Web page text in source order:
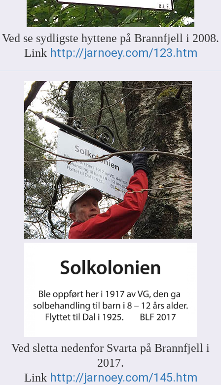
Ved se sydligste hyttene på Brannfjell i 2008.
Link http://jarnoey.com/123.htm
Ved sletta nedenfor Svarta på Brannfjell i
2017.
Link http://jarnoey.com/145.htm